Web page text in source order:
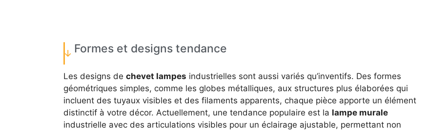
Formes et designs tendance
Les designs de chevet lampes industrielles sont aussi variés qu’inventifs. Des formes
géométriques simples, comme les globes métalliques, aux structures plus élaborées qui
incluent des tuyaux visibles et des filaments apparents, chaque pièce apporte un élément
distinctif à votre décor. Actuellement, une tendance populaire est la lampe murale
industrielle avec des articulations visibles pour un éclairage ajustable, permettant non